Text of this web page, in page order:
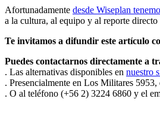
Afortunadamente desde Wiseplan
a la cultura, al equipo y al reporte
Te invitamos a difundir este artículo
Puedes contactarnos directamente a
. Las alternativas disponibles en nuestro
. Presencialmente en Los Militares
. O al teléfono (+56 2) 3224 6860 y el